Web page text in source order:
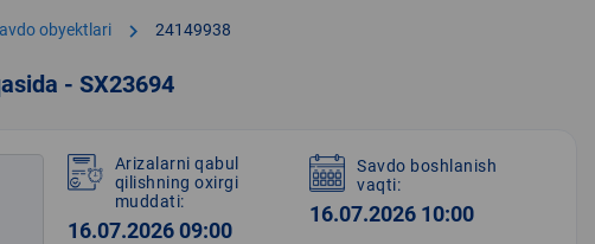
obyektlari chevron_right 24149938
- SX23694
Arizalarni qabul
qilishning oxirgi
muddati:
16.07.2026 09:00
Savdo boshlanish
vaqti:
16.07.2026 10:00